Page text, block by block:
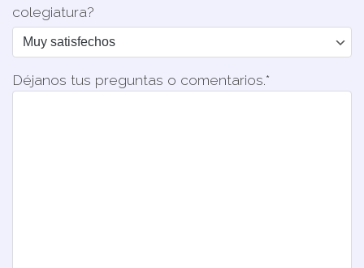
colegiatura?
Déjanos tus preguntas o comentarios.*